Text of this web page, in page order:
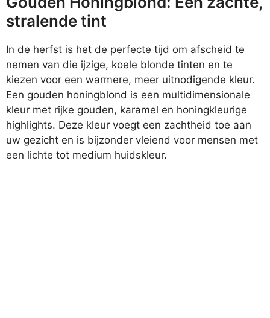
stralende tint
In de herfst is het de perfecte tijd om afscheid te
nemen van die ijzige, koele blonde tinten en te
kiezen voor een warmere, meer uitnodigende kleur.
Een gouden honingblond is een multidimensionale
kleur met rijke gouden, karamel en honingkleurige
highlights. Deze kleur voegt een zachtheid toe aan
uw gezicht en is bijzonder vleiend voor mensen met
een lichte tot medium huidskleur.